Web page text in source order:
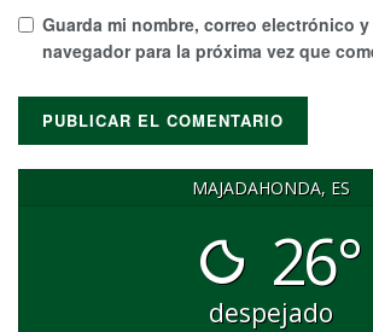
Guarda mi nombre, correo electrónico
navegador para la próxima vez que
MAJADAHONDA, ES
26°
despejado